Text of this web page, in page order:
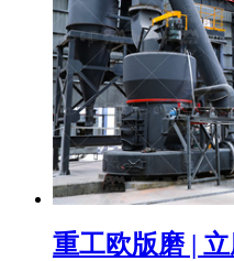
重工欧版磨 |